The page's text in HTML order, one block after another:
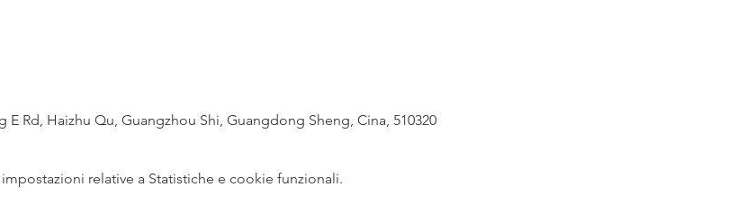
Rd, Haizhu Qu, Guangzhou Shi, Guangdong Sheng, Cina, 510320
relative a Statistiche e cookie funzionali.